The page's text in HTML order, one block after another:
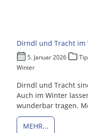
Dirndl und Tracht
5. Januar 2026
Winter
Dirndl und Tracht
Auch im Winter
wunderbar tragen.
MEHR...